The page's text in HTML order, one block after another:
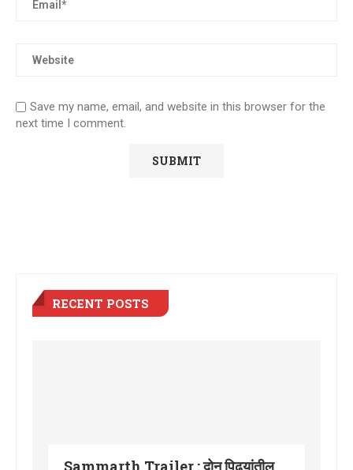
Save my name, email, and website in this browser for the
next time I comment.
RECENT POSTS
Sammarth Trailer : दोन पिढ्यांतील